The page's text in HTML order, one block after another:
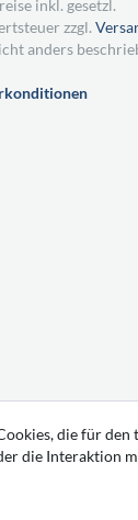
inkl. gesetzl.
zzgl.
anders
die für
die Interaktion